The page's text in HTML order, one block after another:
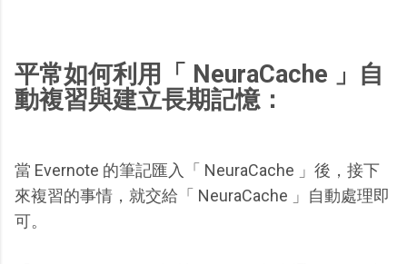
平常如何利用「 NeuraCache 」自
動複習與建立長期記憶：
當 Evernote 的筆記匯入「 NeuraCache 」後，接下
來複習的事情，就交給「 NeuraCache 」自動處理即
可。